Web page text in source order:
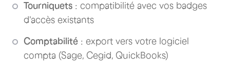
Tourniquets : compatibilité avec vos badges
d'accès existants
Comptabilité : export vers votre logiciel
compta (Sage, Cegid, QuickBooks)